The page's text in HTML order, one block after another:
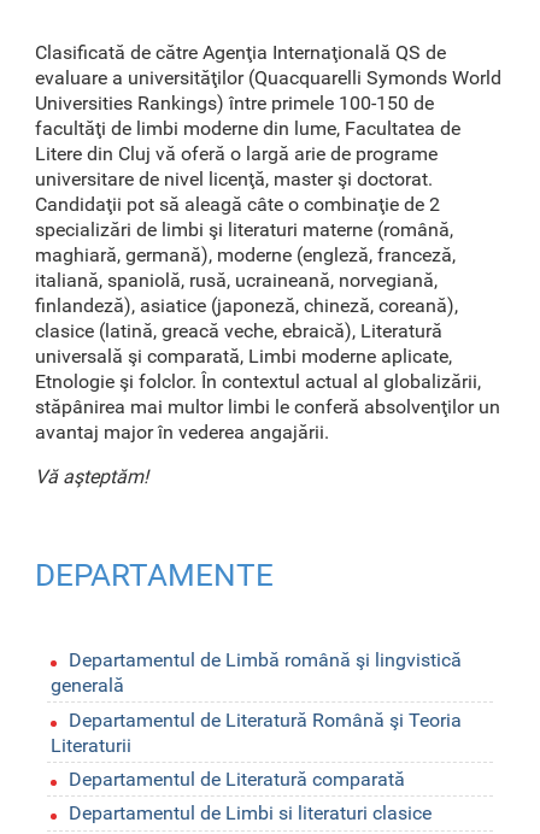
Clasificată de către Agenţia Internaţională QS de
evaluare a universităţilor (Quacquarelli Symonds World
Universities Rankings) între primele 100-150 de
facultăţi de limbi moderne din lume, Facultatea de
Litere din Cluj vă oferă o largă arie de programe
universitare de nivel licenţă, master şi doctorat.
Candidaţii pot să aleagă câte o combinaţie de 2
specializări de limbi şi literaturi materne (română,
maghiară, germană), moderne (engleză, franceză,
italiană, spaniolă, rusă, ucraineană, norvegiană,
finlandeză), asiatice (japoneză, chineză, coreană),
clasice (latină, greacă veche, ebraică), Literatură
universală şi comparată, Limbi moderne aplicate,
Etnologie şi folclor. În contextul actual al globalizării,
stăpânirea mai multor limbi le conferă absolvenţilor un
avantaj major în vederea angajării.
Vă aşteptăm!
DEPARTAMENTE
Departamentul de Limbă română şi lingvistică
generală
Departamentul de Literatură Română şi Teoria
Literaturii
Departamentul de Literatură comparată
Departamentul de Limbi si literaturi clasice